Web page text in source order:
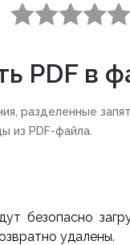
PDF в
разделенные
из PDF-файла.
безопасно
удалены.